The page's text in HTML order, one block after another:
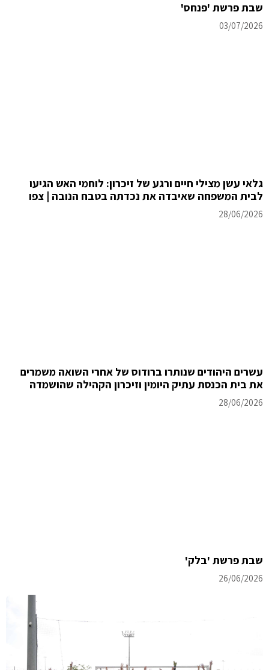
שבת פרשת 'פנחס'
03/07/2026
גלאי עשן מצילי חיים ורגע של זיכרון: לוחמי האש הגיעו
לבית המשפחה שאיבדה את נכדתה בטבח הנובה | צפו
28/06/2026
עשרים היהודים שנותרו ברודוס של אחרי השואה משמרים
את בית הכנסת עתיק היומין וזיכרון הקהילה שהושמדה
28/06/2026
שבת פרשת 'בלק'
26/06/2026